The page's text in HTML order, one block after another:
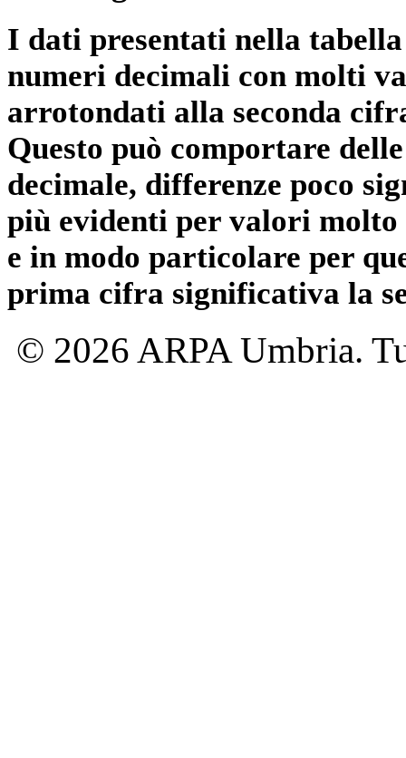
I dati presentati nella
numeri decimali con molti
arrotondati alla seconda
Questo può comportare
decimale, differenze poco
più evidenti per valori
e in modo particolare per
prima cifra significativa la
© 2026 ARPA Umbria.